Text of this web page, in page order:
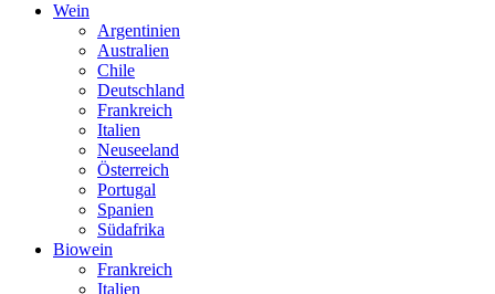
Wein
Argentinien
Australien
Chile
Deutschland
Frankreich
Italien
Neuseeland
Österreich
Portugal
Spanien
Südafrika
Biowein
Frankreich
Italien